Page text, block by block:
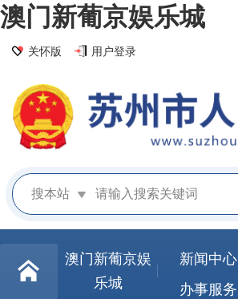
澳门新葡京娱乐城
关怀版 用户登录
搜本站
澳门新葡京娱
乐城
新闻中心
办事服务